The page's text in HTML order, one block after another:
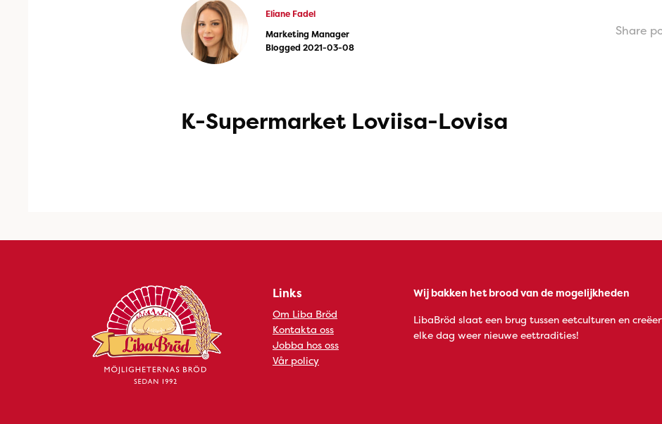
Eliane Fadel
Marketing Manager
Blogged 2021-03-08
Share
K-Supermarket Loviisa-Lovisa
Links
Om Liba Bröd
Kontakta oss
Jobba hos oss
Vår policy
Wij bakken het brood van de mogelijkheden
LibaBröd slaat een brug tussen eetculturen en
elke dag weer nieuwe eettradities!